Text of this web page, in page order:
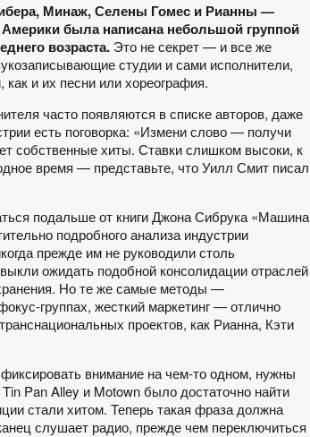
Минаж, Селены Гомес и Рианны —
была написана небольшой группой
возраста. Это не секрет — и все же
студии и сами исполнители,
и их песни или хореография.
часто появляются в списке авторов, даже
есть поговорка: «Измени слово — получи
собственные хиты. Ставки слишком высоки, к
время — представьте, что Уилл Смит писал
подальше от книги Джона Сибрука «Машина
подробного анализа индустрии
прежде им не руководили столь
ожидать подобной консолидации отраслей
Но те же самые методы —
группах, жесткий маркетинг — отлично
проектов, как Рианна, Кэти
внимание на чем-то одном, нужны
Pan Alley и Motown было достаточно найти
стали хитом. Теперь такая фраза должна
слушает радио, прежде чем переключиться